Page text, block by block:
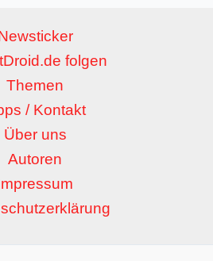
folgen
Themen
/ Kontakt
Über uns
Autoren